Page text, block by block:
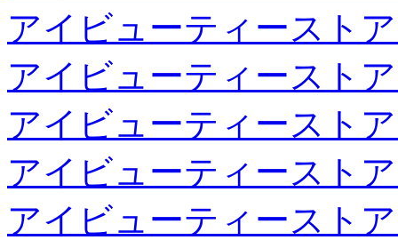
アイビューティースト
アイビューティースト
アイビューティースト
アイビューティースト
アイビューティースト